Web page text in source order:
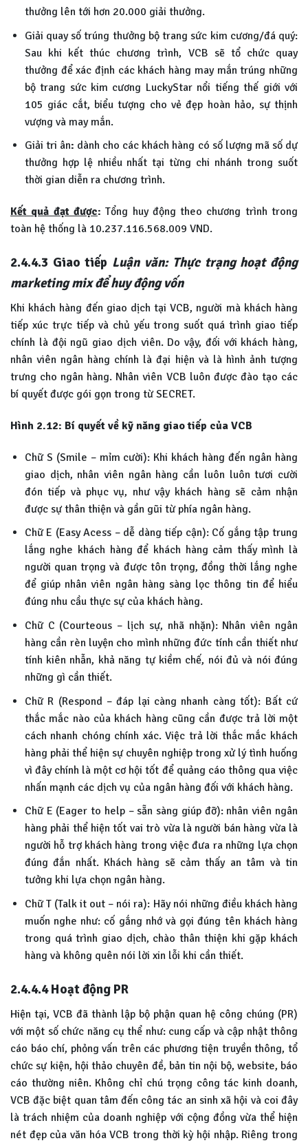
thưởng lên tới hơn 20.000 giải thưởng.
Giải quay số trúng thưởng bộ trang sức kim cương/đá quý:
Sau khi kết thúc chương trình, VCB sẽ tổ chức quay
thưởng để xác định các khách hàng may mắn trúng những
bộ trang sức kim cương LuckyStar nổi tiếng thế giới với
105 giác cắt, biểu tượng cho vẻ đẹp hoàn hảo, sự thịnh
vượng và may mắn.
Giải tri ân: dành cho các khách hàng có số lượng mã số dự
thưởng hợp lệ nhiều nhất tại từng chi nhánh trong suốt
thời gian diễn ra chương trình.
Kết quả đạt được: Tổng huy động theo chương trình trong
toàn hệ thống là 10.237.116.568.009 VND.
2.4.4.3 Giao tiếp Luận văn: Thực trạng hoạt động
marketing mix để huy động vốn
Khi khách hàng đến giao dịch tại VCB, người mà khách hàng
tiếp xúc trực tiếp và chủ yếu trong suốt quá trình giao tiếp
chính là đội ngũ giao dịch viên. Do vậy, đối với khách hàng,
nhân viên ngân hàng chính là đại hiện và là hình ảnh tượng
trưng cho ngân hàng. Nhân viên VCB luôn được đào tạo các
bí quyết được gói gọn trong từ SECRET.
Hình 2.12: Bí quyết về kỹ năng giao tiếp của VCB
Chữ S (Smile – mỉm cười): Khi khách hàng đến ngân hàng
giao dịch, nhân viên ngân hàng cần luôn luôn tươi cười
đón tiếp và phục vụ, như vậy khách hàng sẽ cảm nhận
được sự thân thiện và gần gũi từ phía ngân hàng.
Chữ E (Easy Acess – dễ dàng tiếp cận): Cố gắng tập trung
lắng nghe khách hàng để khách hàng cảm thấy mình là
người quan trọng và được tôn trọng, đồng thời lắng nghe
để giúp nhân viên ngân hàng sàng lọc thông tin để hiểu
đúng nhu cầu thực sự của khách hàng.
Chữ C (Courteous – lịch sự, nhã nhặn): Nhân viên ngân
hàng cần rèn luyện cho mình những đức tính cần thiết như
tính kiên nhẫn, khả năng tự kiềm chế, nói đủ và nói đúng
những gì cần thiết.
Chữ R (Respond – đáp lại càng nhanh càng tốt): Bất cứ
thắc mắc nào của khách hàng cũng cần được trả lời một
cách nhanh chóng chính xác. Việc trả lời thắc mắc khách
hàng phải thể hiện sự chuyên nghiệp trong xử lý tình huống
vì đây chính là một cơ hội tốt để quảng cáo thông qua việc
nhấn mạnh các dịch vụ của ngân hàng đối với khách hàng.
Chữ E (Eager to help – sẵn sàng giúp đỡ): nhân viên ngân
hàng phải thể hiện tốt vai trò vừa là người bán hàng vừa là
người hỗ trợ khách hàng trong việc đưa ra những lựa chọn
đúng đắn nhất. Khách hàng sẽ cảm thấy an tâm và tin
tưởng khi lựa chọn ngân hàng.
Chữ T (Talk it out – nói ra): Hãy nói những điều khách hàng
muốn nghe như: cố gắng nhớ và gọi đúng tên khách hàng
trong quá trình giao dịch, chào thân thiện khi gặp khách
hàng và không quên nói lời xin lỗi khi cần thiết.
2.4.4.4Hoạt động PR
Hiện tại, VCB đã thành lập bộ phận quan hệ công chúng (PR)
với một số chức năng cụ thể như: cung cấp và cập nhật thông
cáo báo chí, phỏng vấn trên các phương tiện truyền thông, tổ
chức sự kiện, hội thảo chuyên đề, bản tin nội bộ, website, báo
cáo thường niên. Không chỉ chú trọng công tác kinh doanh,
VCB đặc biệt quan tâm đến công tác an sinh xã hội và coi đây
là trách nhiệm của doanh nghiệp với cộng đồng vừa thể hiện
nét đẹp của văn hóa VCB trong thời kỳ hội nhập. Riêng trong